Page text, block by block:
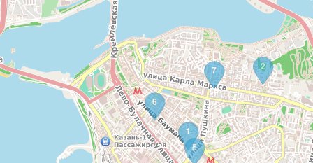
1
2
5
6
7